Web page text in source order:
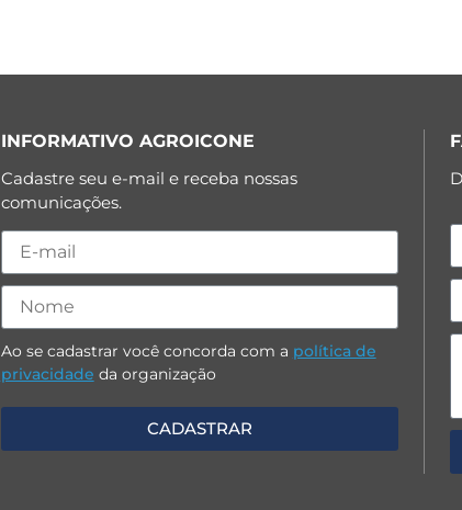
INFORMATIVO AGROICONE
Cadastre seu e-mail e receba nossas
comunicações.
Ao se cadastrar você concorda com a política de
privacidade da organização